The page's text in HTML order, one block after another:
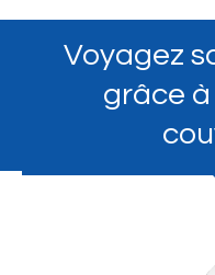
Voyagez
grâce à